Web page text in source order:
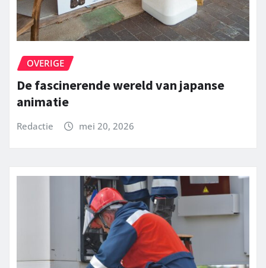
OVERIGE
De fascinerende wereld van japanse
animatie
Redactie mei 20, 2026